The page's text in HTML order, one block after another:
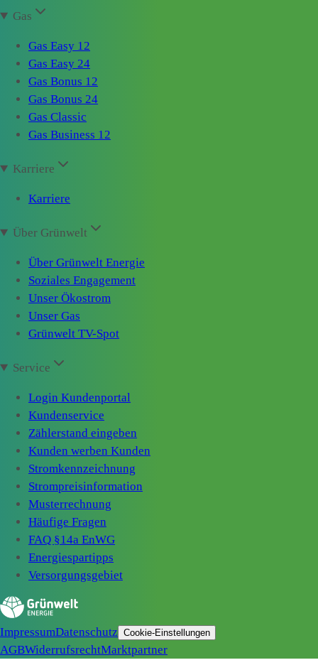
Gas
Gas Easy 12
Gas Easy 24
Gas Bonus 12
Gas Bonus 24
Gas Classic
Gas Business 12
Karriere
Karriere
Über Grünwelt
Über Grünwelt Energie
Soziales Engagement
Unser Ökostrom
Unser Gas
Grünwelt TV-Spot
Service
Login Kundenportal
Kundenservice
Zählerstand eingeben
Kunden werben Kunden
Stromkennzeichnung
Strompreisinformation
Musterrechnung
Häufige Fragen
FAQ §14a EnWG
Energiespartipps
Versorgungsgebiet
ImpressumDatenschutz Cookie-Einstellungen
AGBWiderrufsrechtMarktpartner